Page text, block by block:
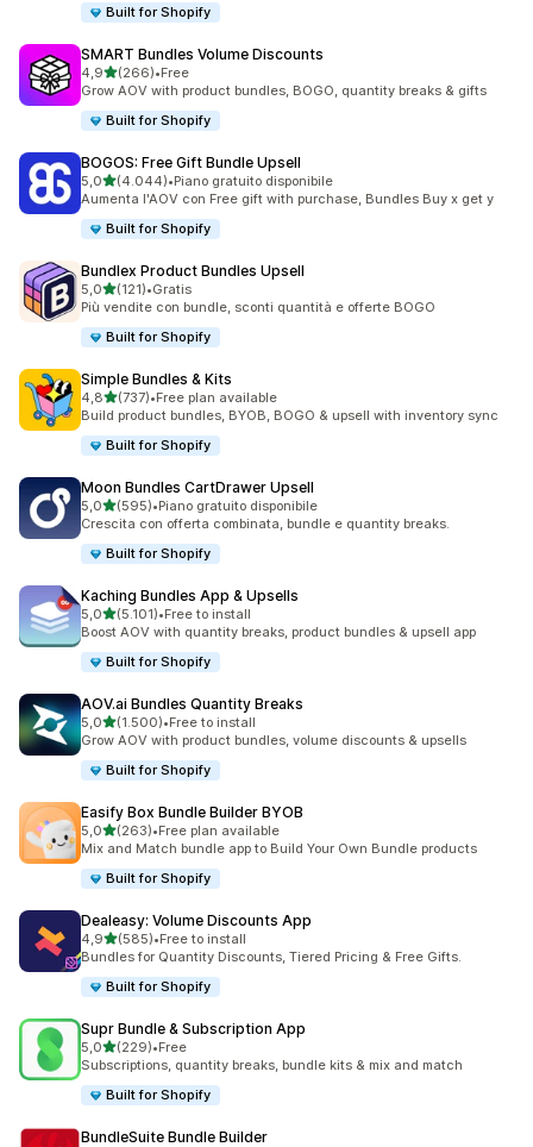
Built for Shopify
SMART Bundles Volume Discounts
4,9stelle su 5
(266)
266 recensioni totali
•Free
Grow AOV with product bundles, BOGO, quantity breaks & gifts
Built for Shopify
BOGOS: Free Gift Bundle Upsell
5,0stelle su 5
(4.044)
4044 recensioni totali
•Piano gratuito disponibile
Aumenta l'AOV con Free gift with purchase, Bundles Buy x get y
Built for Shopify
Bundlex Product Bundles Upsell
5,0stelle su 5
(121)
121 recensioni totali
•Gratis
Più vendite con bundle, sconti quantità e offerte BOGO
Built for Shopify
Simple Bundles & Kits
4,8stelle su 5
(737)
737 recensioni totali
•Free plan available
Build product bundles, BYOB, BOGO & upsell with inventory sync
Built for Shopify
Moon Bundles CartDrawer Upsell
5,0stelle su 5
(595)
595 recensioni totali
•Piano gratuito disponibile
Crescita con offerta combinata, bundle e quantity breaks.
Built for Shopify
Kaching Bundles App & Upsells
5,0stelle su 5
(5.101)
5101 recensioni totali
•Free to install
Boost AOV with quantity breaks, product bundles & upsell app
Built for Shopify
AOV.ai Bundles Quantity Breaks
5,0stelle su 5
(1.500)
1500 recensioni totali
•Free to install
Grow AOV with product bundles, volume discounts & upsells
Built for Shopify
Easify Box Bundle Builder BYOB
5,0stelle su 5
(263)
263 recensioni totali
•Free plan available
Mix and Match bundle app to Build Your Own Bundle products
Built for Shopify
Dealeasy: Volume Discounts App
4,9stelle su 5
(585)
585 recensioni totali
•Free to install
Bundles for Quantity Discounts, Tiered Pricing & Free Gifts.
Built for Shopify
Supr Bundle & Subscription App
5,0stelle su 5
(229)
229 recensioni totali
•Free
Subscriptions, quantity breaks, bundle kits & mix and match
Built for Shopify
BundleSuite Bundle Builder